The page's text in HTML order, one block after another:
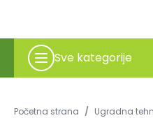
Sve kategorije
Početna strana / Ugradna